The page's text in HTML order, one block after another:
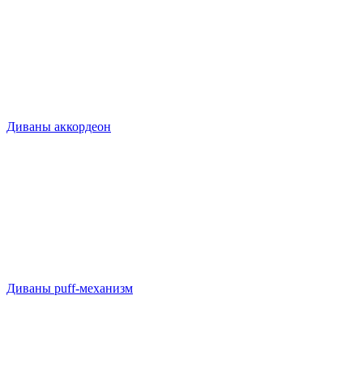
Диваны аккордеон
Диваны puff-механизм